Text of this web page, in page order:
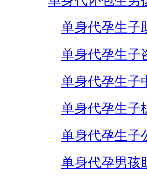
单身代孕生子
单身代孕生子
单身代孕生子
单身代孕生子
单身代孕生子
单身代孕男孩